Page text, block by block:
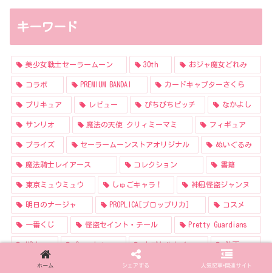
キーワード
美少女戦士セーラームーン 30th おジャ魔女どれみ
コラボ PREMIUM BANDAI カードキャプターさくら
プリキュア レビュー ぴちぴちピッチ なかよし
サンリオ 魔法の天使 クリィミーマミ フィギュア
プライズ セーラームーンストアオリジナル ぬいぐるみ
魔法騎士レイアース コレクション 書籍
東京ミュウミュウ しゅごキャラ！ 神風怪盗ジャンヌ
明日のナージャ PROPLICA[プロップリカ] コスメ
一番くじ 怪盗セイント・テール Pretty Guardians
USJ Q posket カプセルトイ 映画
アーティスト・クリエイター シュガシュガルーン
ホーム シェアする 人気記事•関連サイト